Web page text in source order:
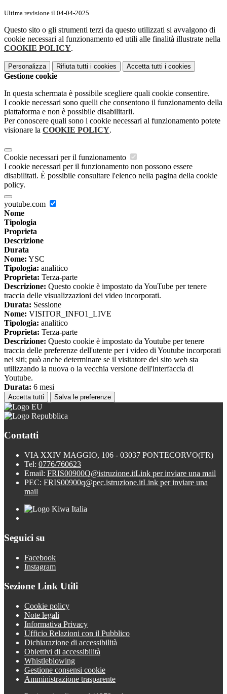
Ultima revisione il 04-04-2025
Questo sito o gli strumenti terzi da questo utilizzati si avvalgono di
cookie necessari al funzionamento ed utili alle finalità illustrate nella
COOKIE POLICY.
Personalizza Rifiuta tutti i cookies Accetta tutti i cookies
Gestione cookie
In questa schermata è possibile scegliere quali cookie consentire.
I cookie necessari sono quelli che consentono il funzionamento della
piattaforma e non è possibile disabilitarli.
Per conoscere quali sono i cookie necessari al funzionamento potete
visionare la COOKIE POLICY.
Cookie necessari per il funzionamento
I cookie necessari per il funzionamento non possono essere
disabilitati. È possibile consultare l'elenco nella pagina della cookie
policy.
youtube.com
Nome
Tipologia
Proprieta
Descrizione
Durata
Nome: YSC
Tipologia: analitico
Proprieta: Terza-parte
Descrizione: Questo cookie è impostato da YouTube per tenere
traccia delle visualizzazioni dei video incorporati.
Durata: Sessione
Nome: VISITOR_INFO1_LIVE
Tipologia: analitico
Proprieta: Terza-parte
Descrizione: Questo cookie è impostato da Youtube per tenere
traccia delle preferenze dell'utente per i video di Youtube incorporati
nei siti; può anche determinare se il visitatore del sito web sta
utilizzando la nuova o la vecchia versione dell'interfaccia di
Youtube.
Durata: 6 mesi
Accetta tutti Salva le preferenze
Contatti
VIA XXIV MAGGIO, 106 - 03037 PONTECORVO(FR)
Tel: 0776/760623
Email: FRIS00900Q@istruzione.itLink per inviare una mail
PEC: FRIS00900q@pec.istruzione.itLink per inviare una
mail
Seguici su
Facebook
Instagram
Sezione Link Utili
Cookie policy
Note legali
Informativa Privacy
Ufficio Relazioni con il Pubblico
Dichiarazione di accessibilità
Obiettivi di accessibilità
Whistleblowing
Gestione consensi cookie
Amministrazione trasparente